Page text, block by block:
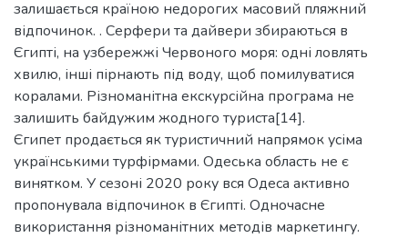
залишається країною недорогих масовий пляжний
відпочинок. . Серфери та дайвери збираються в
Єгипті, на узбережжі Червоного моря: одні ловлять
хвилю, інші пірнають під воду, щоб помилуватися
коралами. Різноманітна екскурсійна програма не
залишить байдужим жодного туриста[14].
Єгипет продається як туристичний напрямок усіма
українськими турфірмами. Одеська область не є
винятком. У сезоні 2020 року вся Одеса активно
пропонувала відпочинок в Єгипті. Одночасне
використання різноманітних методів маркетингу.